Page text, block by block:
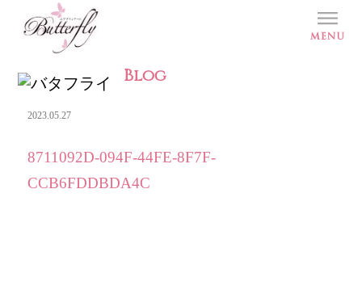
Blog
2023.05.27
8711092D-094F-44FE-8F7F-
CCB6FDDBDA4C